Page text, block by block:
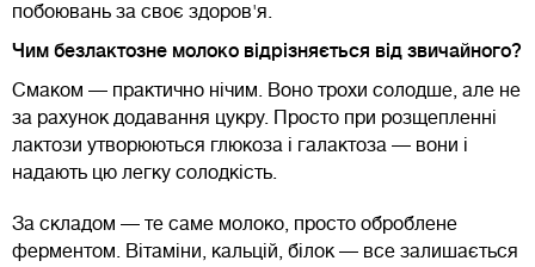
побоювань за своє здоров'я.
Чим безлактозне молоко відрізняється від звичайного?
Смаком — практично нічим. Воно трохи солодше, але не
за рахунок додавання цукру. Просто при розщепленні
лактози утворюються глюкоза і галактоза — вони і
надають цю легку солодкість.
За складом — те саме молоко, просто оброблене
ферментом. Вітаміни, кальцій, білок — все залишається